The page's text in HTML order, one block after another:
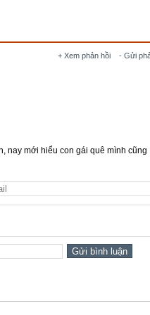
+ Xem phản hồi - Gửi
nay mới hiểu con gái quê mình cũng